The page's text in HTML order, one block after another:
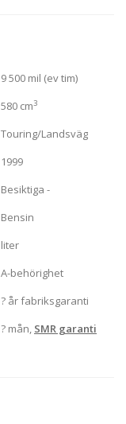
9 500 mil (ev tim)
580 cm3
Touring/Landsväg
1999
Besiktiga -
Bensin
liter
A-behörighet
? år fabriksgaranti
? mån, SMR garanti